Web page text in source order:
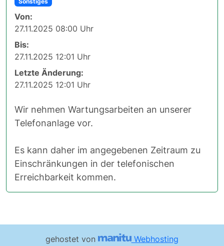
Von:
27.11.2025 08:00 Uhr
Bis:
27.11.2025 12:01 Uhr
Letzte Änderung:
27.11.2025 12:01 Uhr
Wir nehmen Wartungsarbeiten an unserer
Telefonanlage vor.
Es kann daher im angegebenen Zeitraum zu
Einschränkungen in der telefonischen
Erreichbarkeit kommen.
gehostet von Webhosting